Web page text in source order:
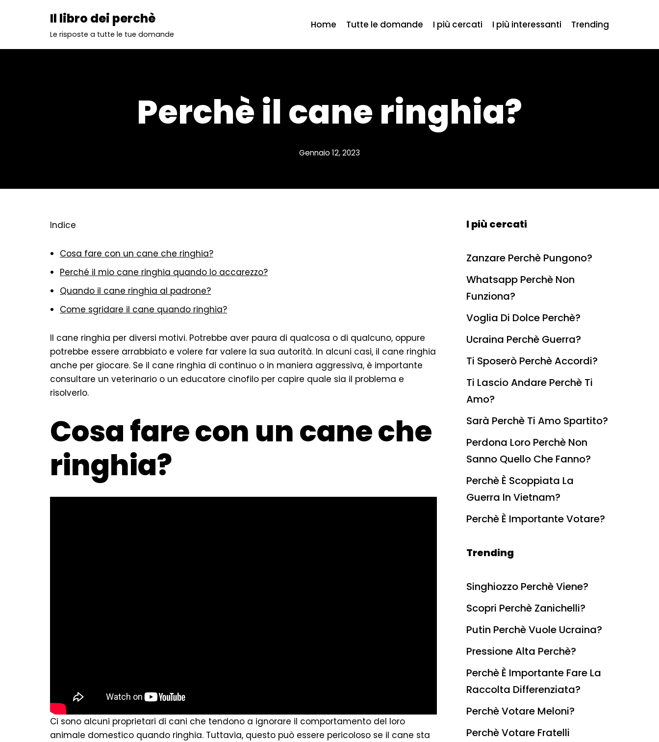
Il libro dei perchè
Le risposte a tutte le tue domande
Home Tutte le domande I più cercati I più interessanti Trending
Perchè il cane ringhia?
Gennaio 12, 2023
Indice
Cosa fare con un cane che ringhia?
Perché il mio cane ringhia quando lo accarezzo?
Quando il cane ringhia al padrone?
Come sgridare il cane quando ringhia?
Il cane ringhia per diversi motivi. Potrebbe aver paura di qualcosa o di qualcuno, oppure
potrebbe essere arrabbiato e volere far valere la sua autorità. In alcuni casi, il cane ringhia
anche per giocare. Se il cane ringhia di continuo o in maniera aggressiva, è importante
consultare un veterinario o un educatore cinofilo per capire quale sia il problema e
risolverlo.
Cosa fare con un cane che
ringhia?
Ci sono alcuni proprietari di cani che tendono a ignorare il comportamento del loro
animale domestico quando ringhia. Tuttavia, questo può essere pericoloso se il cane sta
I più cercati
Zanzare Perchè Pungono?
Whatsapp Perchè Non
Funziona?
Voglia Di Dolce Perchè?
Ucraina Perchè Guerra?
Ti Sposerò Perchè Accordi?
Ti Lascio Andare Perchè Ti
Amo?
Sarà Perchè Ti Amo Spartito?
Perdona Loro Perchè Non
Sanno Quello Che Fanno?
Perchè È Scoppiata La
Guerra In Vietnam?
Perchè È Importante Votare?
Trending
Singhiozzo Perchè Viene?
Scopri Perchè Zanichelli?
Putin Perchè Vuole Ucraina?
Pressione Alta Perchè?
Perchè È Importante Fare La
Raccolta Differenziata?
Perchè Votare Meloni?
Perchè Votare Fratelli